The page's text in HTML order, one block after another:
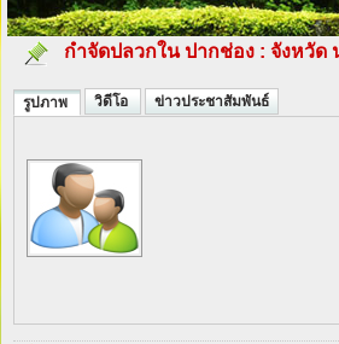
กำจัดปลวกใน ปากช่อง : จังหวัด
รูปภาพ วิดีโอ ข่าวประชาสัมพันธ์